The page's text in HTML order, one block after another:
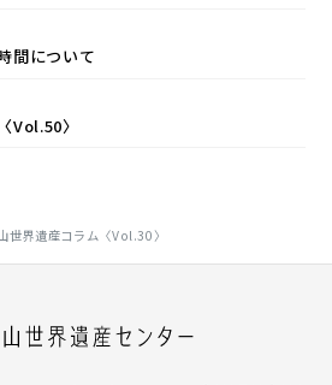
間について
Vol.50〉
世界遺産コラム〈Vol.30〉